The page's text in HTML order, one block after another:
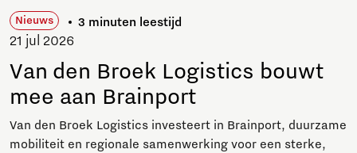
Nieuws 3 minuten leestijd
21 jul 2026
Van den Broek Logistics bouwt
mee aan Brainport
Van den Broek Logistics investeert in Brainport, duurzame
mobiliteit en regionale samenwerking voor een sterke,